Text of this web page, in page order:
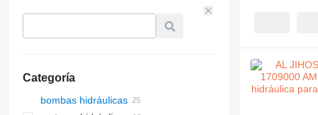
Categoría
bombas hidráulicas